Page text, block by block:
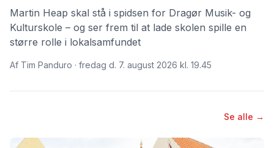
Martin Heap skal stå i spidsen for Dragør Musik- og
Kulturskole – og ser frem til at lade skolen spille en
større rolle i lokalsamfundet
Af Tim Panduro · fredag d. 7. august 2026 kl. 19.45
Se alle →